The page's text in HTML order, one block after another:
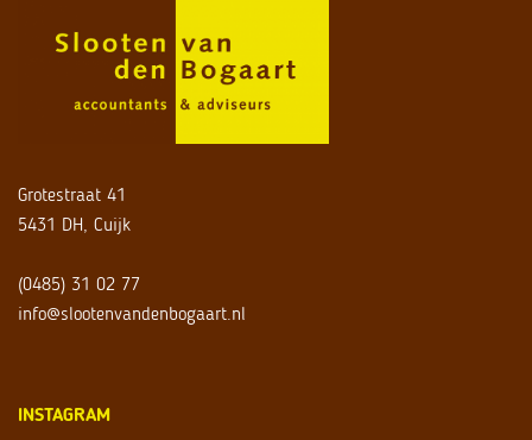
Grotestraat 41
5431 DH, Cuijk
(0485) 31 02 77
info@slootenvandenbogaart.nl
INSTAGRAM